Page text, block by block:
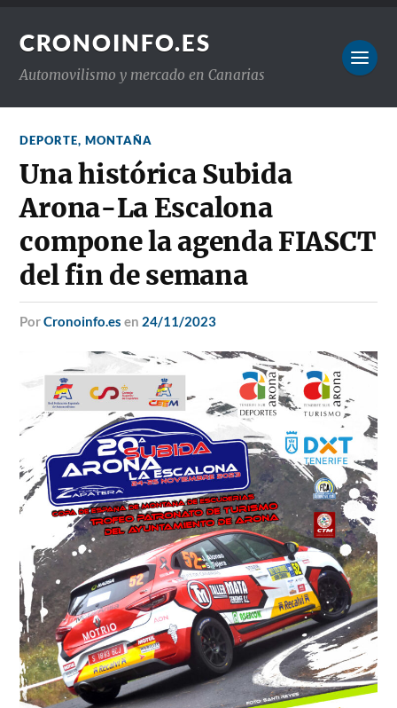
CRONOINFO.ES
Automovilismo y mercado en Canarias
DEPORTE,MONTAÑA
Una histórica Subida
Arona-La Escalona
compone la agenda FIASCT
del fin de semana
porCronoinfo.es en 24/11/2023